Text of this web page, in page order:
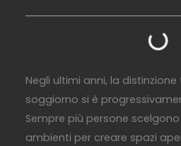
Negli ultimi anni, la
soggiorno si è
Sempre più persone
ambienti per creare spazi